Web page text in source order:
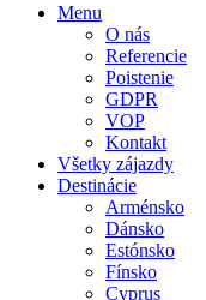
Menu
O nás
Referencie
Poistenie
GDPR
VOP
Kontakt
Všetky zájazdy
Destinácie
Arménsko
Dánsko
Estónsko
Fínsko
Cyprus